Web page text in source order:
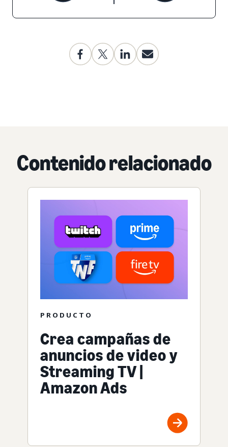
Contenido relacionado
PRODUCTO
Crea campañas de
anuncios de video y
Streaming TV |
Amazon Ads